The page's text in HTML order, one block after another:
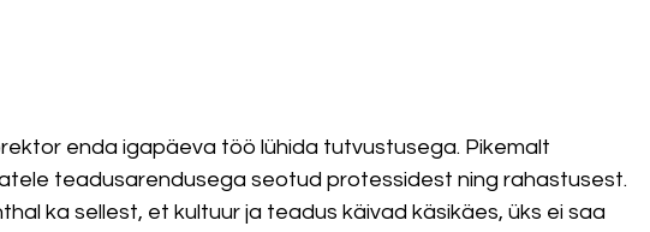
enda igapäeva töö lühida tutvustusega. Pikemalt
teadusarendusega seotud protessidest ning rahastusest.
ka sellest, et kultuur ja teadus käivad käsikäes, üks ei saa